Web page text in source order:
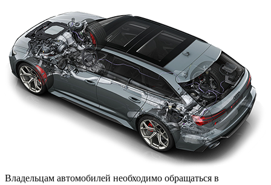
Владельцам автомобилей необходимо обращаться в